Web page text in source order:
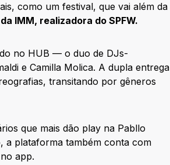
como um festival, que vai além da
IMM, realizadora do SPFW.
no HUB — o duo de DJs-
e Camilla Molica. A dupla entrega
transitando por gêneros
que mais dão play na Pabllo
a plataforma também conta com
app.